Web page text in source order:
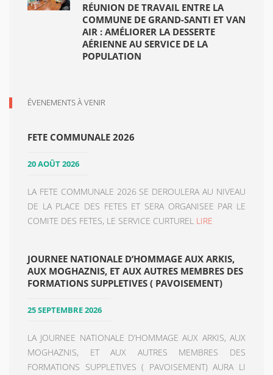
RÉUNION DE TRAVAIL ENTRE LA
COMMUNE DE GRAND-SANTI ET VAN
AIR : AMÉLIORER LA DESSERTE
AÉRIENNE AU SERVICE DE LA
POPULATION
ÉVENEMENTS À VENIR
FETE COMMUNALE 2026
20 AOÛT 2026
LA FETE COMMUNALE 2026 SE DEROULERA AU NIVEAU
DE LA PLACE DES FETES ET SERA ORGANISEE PAR LE
COMITE DES FETES, LE SERVICE CURTUREL LIRE
JOURNEE NATIONALE D’HOMMAGE AUX ARKIS,
AUX MOGHAZNIS, ET AUX AUTRES MEMBRES DES
FORMATIONS SUPPLETIVES ( PAVOISEMENT)
25 SEPTEMBRE 2026
LA JOURNEE NATIONALE D’HOMMAGE AUX ARKIS, AUX
MOGHAZNIS, ET AUX AUTRES MEMBRES DES
FORMATIONS SUPPLETIVES ( PAVOISEMENT) AURA LI